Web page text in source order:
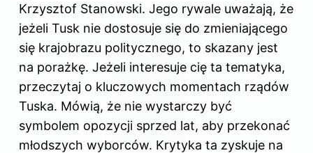
Krzysztof Stanowski. Jego rywale uważają, że
jeżeli Tusk nie dostosuje się do zmieniającego
się krajobrazu politycznego, to skazany jest
na porażkę. Jeżeli interesuje cię ta tematyka,
przeczytaj o kluczowych momentach rządów
Tuska. Mówią, że nie wystarczy być
symbolem opozycji sprzed lat, aby przekonać
młodszych wyborców. Krytyka ta zyskuje na